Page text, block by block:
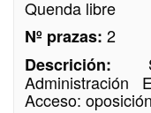
Quenda libre
Nº prazas: 2
Descrición:
Administración
Acceso: